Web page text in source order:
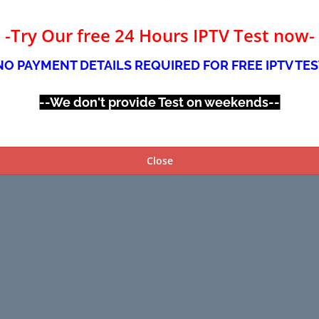
-Try Our free 24 Hours IPTV Test now-
PAYMENT DETAILS REQUIRED FOR FREE IPTV
--We don't provide Test on weekends--
Close